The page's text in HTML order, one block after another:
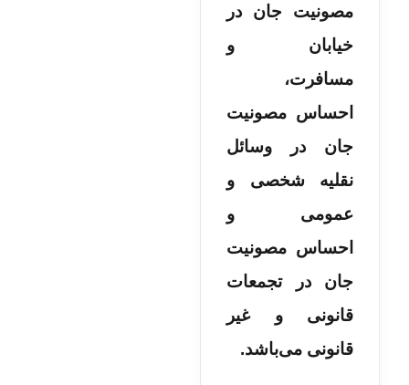
مصونیت جان در
خیابان و
مسافرت،
احساس مصونیت
جان در وسائل
نقلیه شخصی و
عمومی و
احساس مصونیت
جان در تجمعات
قانونی و غیر
قانونی می­‌باشد.